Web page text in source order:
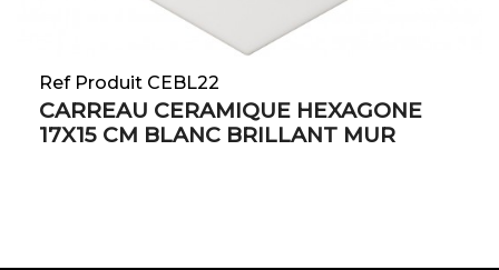
Ref Produit CEBL22
CARREAU CERAMIQUE HEXAGONE
17X15 CM BLANC BRILLANT MUR